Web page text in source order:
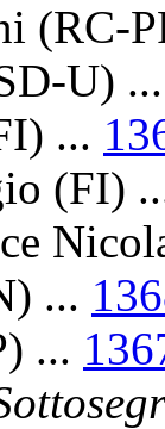
(RC-
U)
...
(FI)
...
...